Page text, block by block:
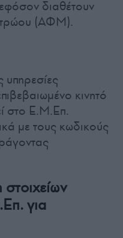
διαθέτουν
(ΑΦΜ).
κινητό
στο Ε.Μ.Επ.
με τους κωδικούς
για